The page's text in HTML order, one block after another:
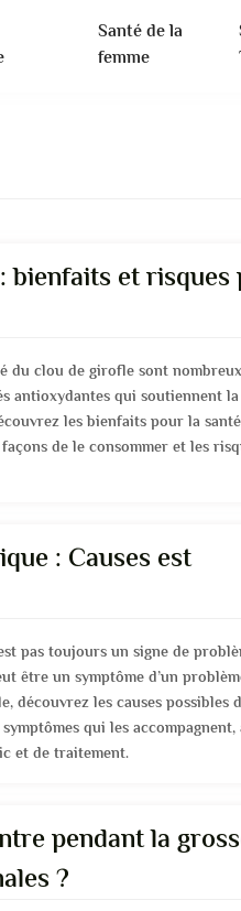
Santé de la
femme
bienfaits et risques
du clou de girofle sont
antioxydantes qui soutiennent
les bienfaits pour la
de le consommer et les
: Causes est
pas toujours un signe de
être un symptôme d’un
découvrez les causes possibles
qui les
et de traitement.
pendant la
?